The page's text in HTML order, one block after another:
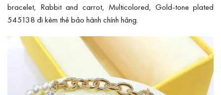
bracelet, Rabbit and carrot, Multicolored, Gold-tone plated
545138 đi kèm thẻ bảo hành chính hãng.